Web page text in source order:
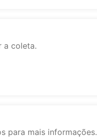
a coleta.
para mais informações.